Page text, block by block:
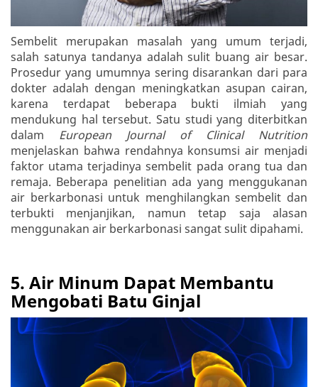
Sembelit merupakan masalah yang umum terjadi,
salah satunya tandanya adalah sulit buang air besar.
Prosedur yang umumnya sering disarankan dari para
dokter adalah dengan meningkatkan asupan cairan,
karena terdapat beberapa bukti ilmiah yang
mendukung hal tersebut. Satu studi yang diterbitkan
dalam European Journal of Clinical Nutrition
menjelaskan bahwa rendahnya konsumsi air menjadi
faktor utama terjadinya sembelit pada orang tua dan
remaja. Beberapa penelitian ada yang menggukanan
air berkarbonasi untuk menghilangkan sembelit dan
terbukti menjanjikan, namun tetap saja alasan
menggunakan air berkarbonasi sangat sulit dipahami.
5. Air Minum Dapat Membantu
Mengobati Batu Ginjal